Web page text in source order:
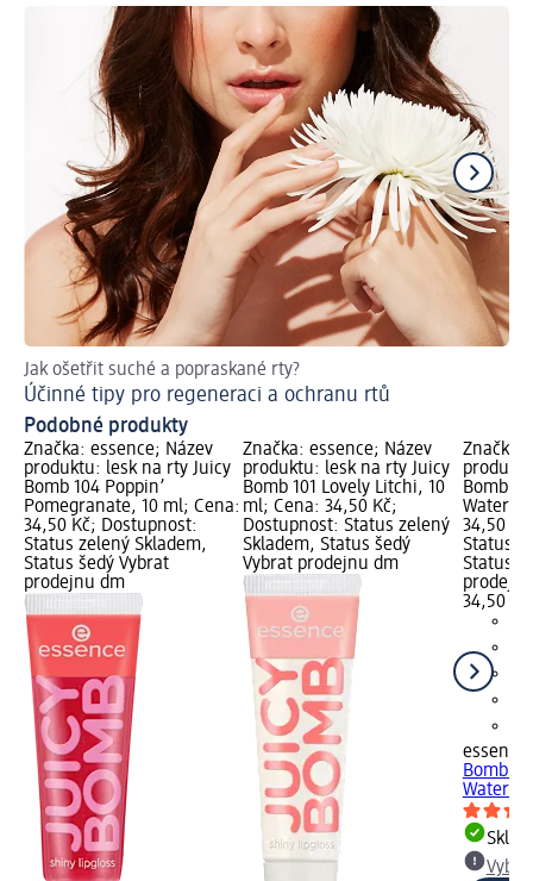
Jak ošetřit suché a popraskané rty?
Účinné tipy pro regeneraci a ochranu rtů
Podobné produkty
Značka: essence; Název
produktu: lesk na rty Juicy
Bomb 104 Poppin’
Pomegranate, 10 ml; Cena:
34,50 Kč; Dostupnost:
Status zelený Skladem,
Status šedý Vybrat
prodejnu dm
Značka: essence; Název
produktu: lesk na rty Juicy
Bomb 101 Lovely Litchi, 10
ml; Cena: 34,50 Kč;
Dostupnost: Status zelený
Skladem, Status šedý
Vybrat prodejnu dm
Značka:
Bomb
34,50
Status
Status
34,50 Kč
essence
Bomb